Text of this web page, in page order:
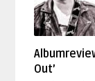
Out’